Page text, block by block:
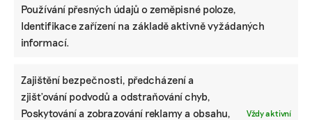
Používání přesných údajů o zeměpisné poloze,
Identifikace zařízení na základě aktivně vyžádaných
informací.
Zajištění bezpečnosti, předcházení a
zjišťování podvodů a odstraňování chyb,
Poskytování a zobrazování reklamy a obsahu,
Vždy aktivní
PRÁCE, KTERÁ ZLEPŠÍ SVĚT